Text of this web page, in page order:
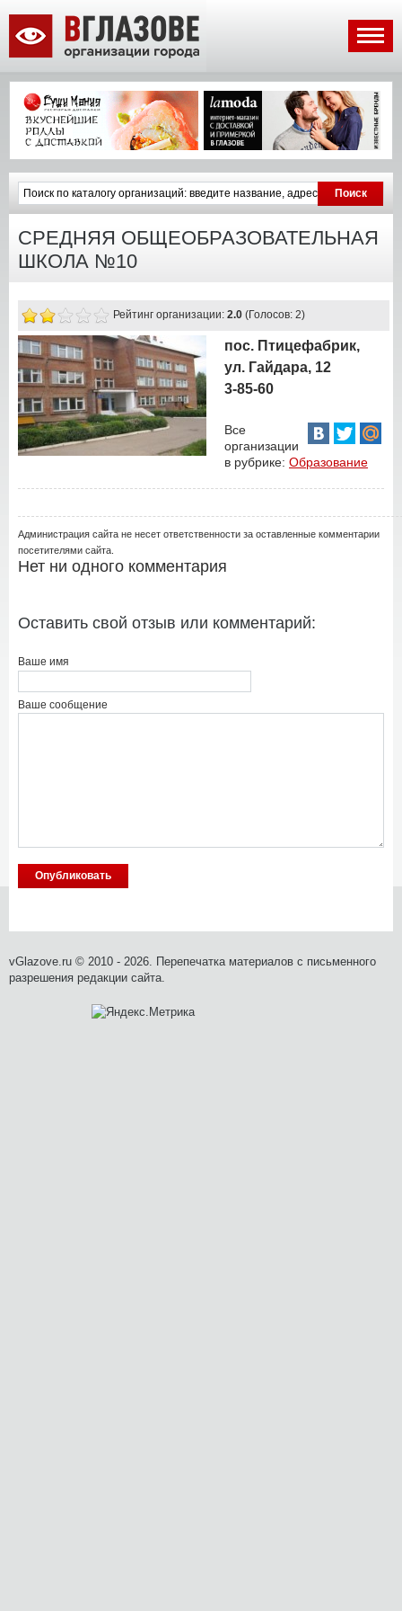
СРЕДНЯЯ ОБЩЕОБРАЗОВАТЕЛЬНАЯ
ШКОЛА №10
Рейтинг организации: 2.0 (Голосов: 2)
пос. Птицефабрик,
ул. Гайдара, 12
3-85-60
Все
организации
в рубрике: Образование
Администрация сайта не несет ответственности за оставленные комментарии
посетителями сайта.
Нет ни одного комментария
Оставить свой отзыв или комментарий:
Ваше имя
Ваше сообщение
vGlazove.ru © 2010 - 2026. Перепечатка материалов с письменного
разрешения редакции сайта.